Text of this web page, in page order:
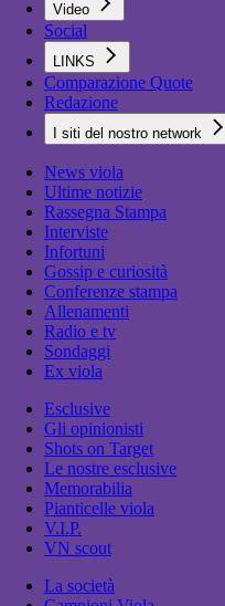
Video
Social
LINKS
Comparazione Quote
Redazione
I siti del nostro network
News viola
Ultime notizie
Rassegna Stampa
Interviste
Infortuni
Gossip e curiosità
Conferenze stampa
Allenamenti
Radio e tv
Sondaggi
Ex viola
Esclusive
Gli opinionisti
Shots on Target
Le nostre esclusive
Memorabilia
Pianticelle viola
V.I.P.
VN scout
La società